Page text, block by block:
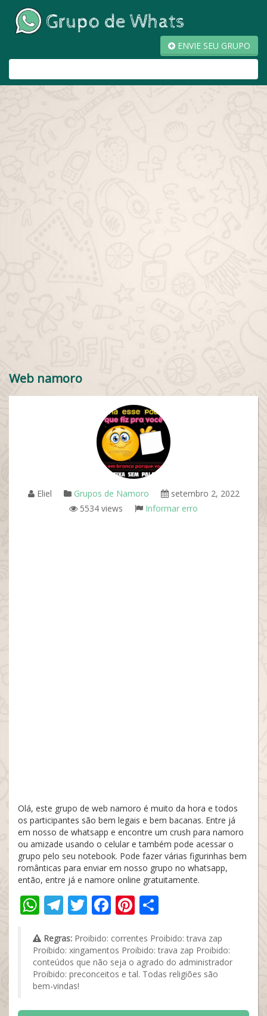
ENVIE SEU GRUPO
Web namoro
Eliel Grupos de Namoro
setembro 2, 2022
5534 views
Informar erro
Olá, este grupo de web namoro é muito da hora e todos
os participantes são bem legais e bem bacanas. Entre já
em nosso de whatsapp e encontre um crush para namoro
ou amizade usando o celular e também pode acessar o
grupo pelo seu notebook. Pode fazer várias figurinhas bem
românticas para enviar em nosso grupo no whatsapp,
então, entre já e namore online gratuitamente.
WhatsApp
Telegram
Twitter
Facebook
Pinterest
Regras: Proibido: correntes Proibido: trava zap
Proibido: xingamentos Proibido: trava zap Proibido:
conteúdos que não seja o agrado do administrador
Proibido: preconceitos e tal. Todas religiões são
bem-vindas!